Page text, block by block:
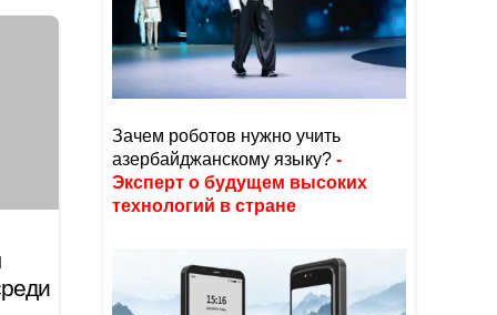
Зачем роботов нужно учить
азербайджанскому языку? -
Эксперт о будущем высоких
технологий в стране